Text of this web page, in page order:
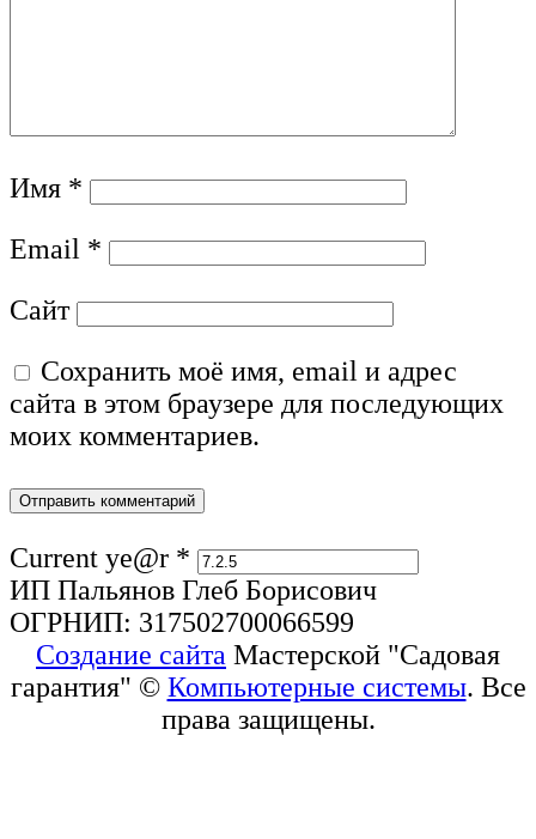
Имя *
Email *
Сайт
Сохранить моё имя, email и адрес
сайта в этом браузере для последующих
моих комментариев.
Current ye@r *
ИП Пальянов Глеб Борисович
ОГРНИП: 317502700066599
Создание сайта Мастерской "Садовая
гарантия" © Компьютерные системы. Все
права защищены.